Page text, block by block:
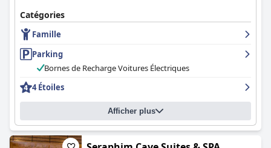
Catégories
Famille
Parking
Bornes de Recharge Voitures Électriques
4 Étoiles
Afficher plus